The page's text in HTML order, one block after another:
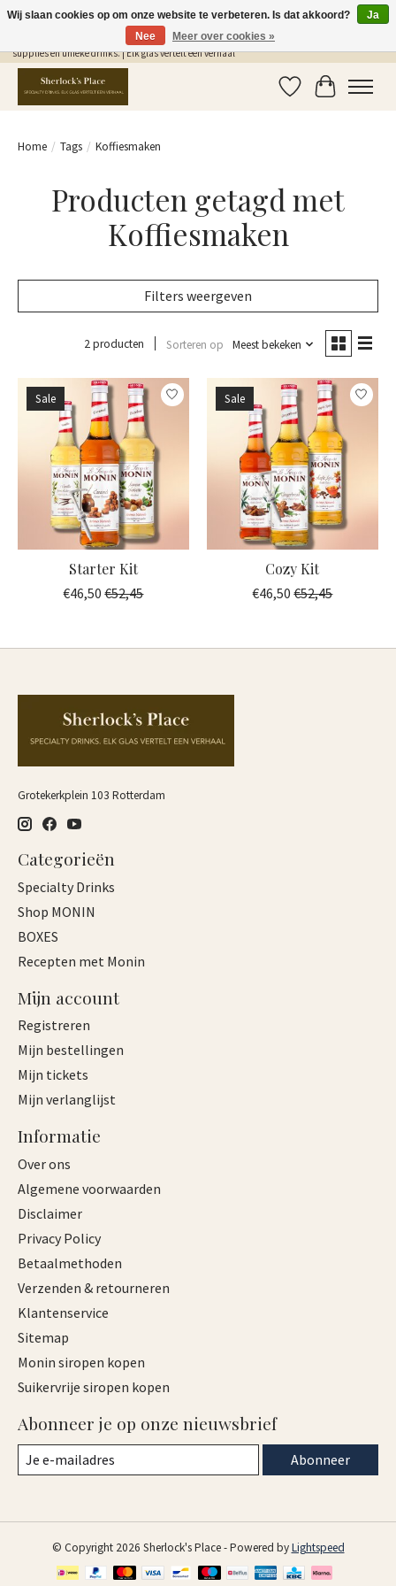
Gratis Verzending in NL vanaf €75,- | Sherlocks Place: dé plek voor MONIN siropen, bar
supplies en unieke drinks. | Elk glas vertelt een verhaal
Verlanglijst
Home / Tags / Koffiesmaken
Producten getagd met
Koffiesmaken
Filters weergeven
2 producten Sorteren op Meest bekeken
Sale
Starter Kit
€46,50 €52,45
Sale
Cozy Kit
€46,50 €52,45
Grotekerkplein 103 Rotterdam
Categorieën
Specialty Drinks
Shop MONIN
BOXES
Recepten met Monin
Mijn account
Registreren
Mijn bestellingen
Mijn tickets
Mijn verlanglijst
Informatie
Over ons
Algemene voorwaarden
Disclaimer
Privacy Policy
Betaalmethoden
Verzenden & retourneren
Klantenservice
Sitemap
Monin siropen kopen
Suikervrije siropen kopen
Abonneer je op onze nieuwsbrief
Abonneer
© Copyright 2026 Sherlock's Place - Powered byLightspeed
Wij slaan cookies op om onze website te verbeteren. Is dat akkoord?
Ja
Nee
Meer over cookies »